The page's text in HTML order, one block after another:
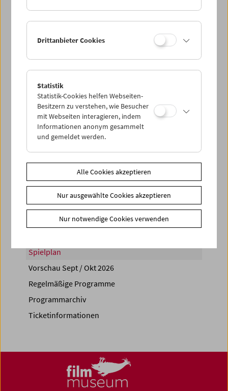
Sa 29.8.
PROGRAMM ÜBERBLICK
Share on
Spielplan
Vorschau Sept / Okt 2026
Regelmäßige Programme
Programmarchiv
Ticketinformationen
Drittanbieter Cookies
Statistik
Statistik-Cookies helfen Webseiten-
Besitzern zu verstehen, wie Besucher
mit Webseiten interagieren, indem
Informationen anonym gesammelt
und gemeldet werden.
Alle Cookies akzeptieren
Nur ausgewählte Cookies akzeptieren
Nur notwendige Cookies verwenden